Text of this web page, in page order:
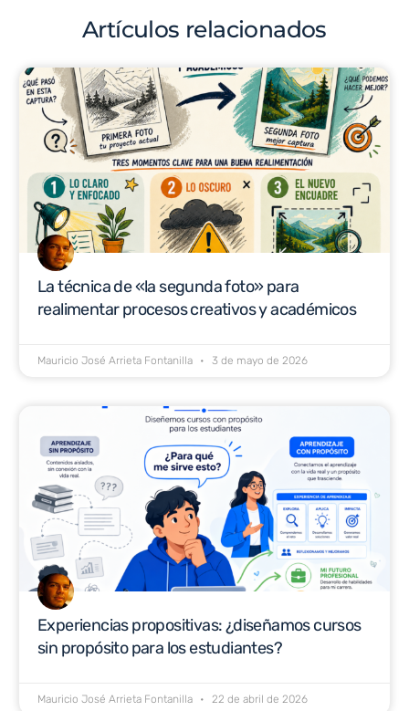
Artículos relacionados
La técnica de «la segunda foto» para
realimentar procesos creativos y académicos
Mauricio José Arrieta Fontanilla 3 de mayo de 2026
Experiencias propositivas: ¿diseñamos cursos
sin propósito para los estudiantes?
Mauricio José Arrieta Fontanilla 22 de abril de 2026